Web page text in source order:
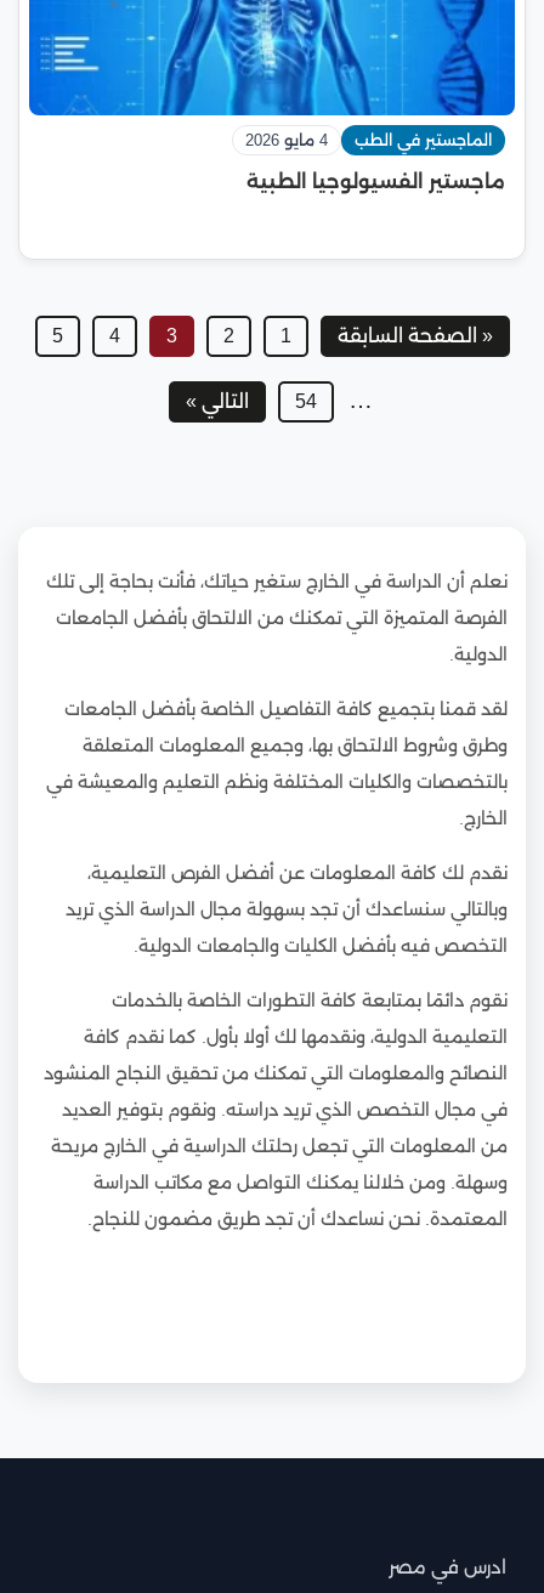
الماجستير في الطب 4 مايو 2026
ماجستير الفسيولوجيا الطبية
« الصفحة السابقة 1
2
3
4
5
…
54 التالي »
نعلم أن الدراسة في الخارج ستغير حياتك، فأنت بحاجة إلى تلك
الفرصة المتميزة التي تمكنك من الالتحاق بأفضل الجامعات
الدولية.
لقد قمنا بتجميع كافة التفاصيل الخاصة بأفضل الجامعات
وطرق وشروط الالتحاق بها، وجميع المعلومات المتعلقة
بالتخصصات والكليات المختلفة ونظم التعليم والمعيشة في
الخارج.
نقدم لك كافة المعلومات عن أفضل الفرص التعليمية،
وبالتالي سنساعدك أن تجد بسهولة مجال الدراسة الذي تريد
التخصص فيه بأفضل الكليات والجامعات الدولية.
نقوم دائمًا بمتابعة كافة التطورات الخاصة بالخدمات
التعليمية الدولية، ونقدمها لك أولا بأول. كما نقدم كافة
النصائح والمعلومات التي تمكنك من تحقيق النجاح المنشود
في مجال التخصص الذي تريد دراسته. ونقوم بتوفير العديد
من المعلومات التي تجعل رحلتك الدراسية في الخارج مريحة
وسهلة. ومن خلالنا يمكنك التواصل مع مكاتب الدراسة
المعتمدة. نحن نساعدك أن تجد طريق مضمون للنجاح.
ادرس في مصر